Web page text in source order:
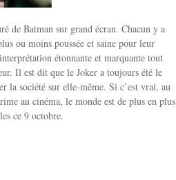
de Batman sur grand écran. Chacun y a
ou moins poussée et saine pour leur
étonnante et marquante tout
Il est dit que le Joker a toujours été le
la société sur elle-même. Si c’est vrai, au
au cinéma, le monde est de plus en plus
ce 9 octobre.